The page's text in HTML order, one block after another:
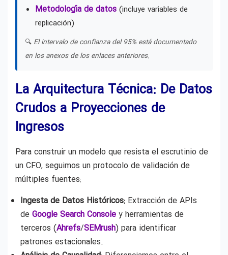
Metodología de datos (incluye variables de
replicación)
🔍 El intervalo de confianza del 95% está documentado
en los anexos de los enlaces anteriores.
La Arquitectura Técnica: De Datos
Crudos a Proyecciones de
Ingresos
Para construir un modelo que resista el escrutinio de
un CFO, seguimos un protocolo de validación de
múltiples fuentes:
Ingesta de Datos Históricos: Extracción de APIs
de Google Search Console y herramientas de
terceros (Ahrefs/SEMrush) para identificar
patrones estacionales.